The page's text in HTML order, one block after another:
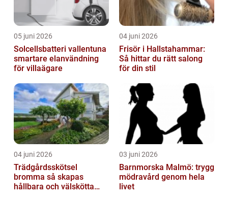
05 juni 2026
Solcellsbatteri vallentuna
smartare elanvändning
för villaägare
04 juni 2026
Frisör i Hallstahammar:
Så hittar du rätt salong
för din stil
04 juni 2026
Trädgårdsskötsel
bromma så skapas
hållbara och välskötta
03 juni 2026
Barnmorska Malmö: trygg
mödravård genom hela
livet